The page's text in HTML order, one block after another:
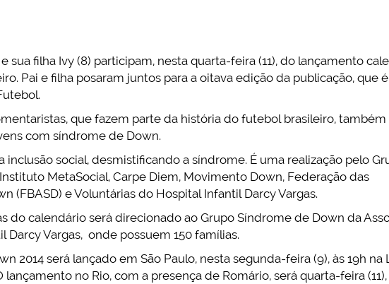
sua filha Ivy (8) participam, nesta quarta-feira (11), do lançamento
Pai e filha posaram juntos para a oitava edição da publicação, que é
que fazem parte da história do futebol brasileiro, também
com síndrome de Down.
inclusão social, desmistificando a síndrome. É uma realização pelo
MetaSocial, Carpe Diem, Movimento Down, Federação das
(FBASD) e Voluntárias do Hospital Infantil Darcy Vargas.
do calendário será direcionado ao Grupo Síndrome de Down da
Darcy Vargas, onde possuem 150 famílias.
2014 será lançado em São Paulo, nesta segunda-feira (9), às 19h na
no Rio, com a presença de Romário, será quarta-feira (11),